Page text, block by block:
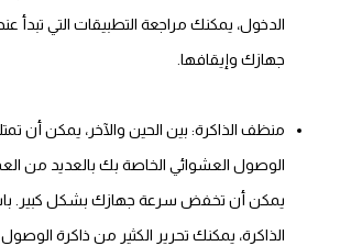
الدخول، يمكنك مراجعة التطبيقات التي تبدأ
جهازك وإيقافها.
منظف ​​الذاكرة: بين الحين والآخر، يمكن أن
الوصول العشوائي الخاصة بك بالعديد من
يمكن أن تخفض سرعة جهازك بشكل كبير.
الذاكرة، يمكنك تحرير الكثير من ذاكرة